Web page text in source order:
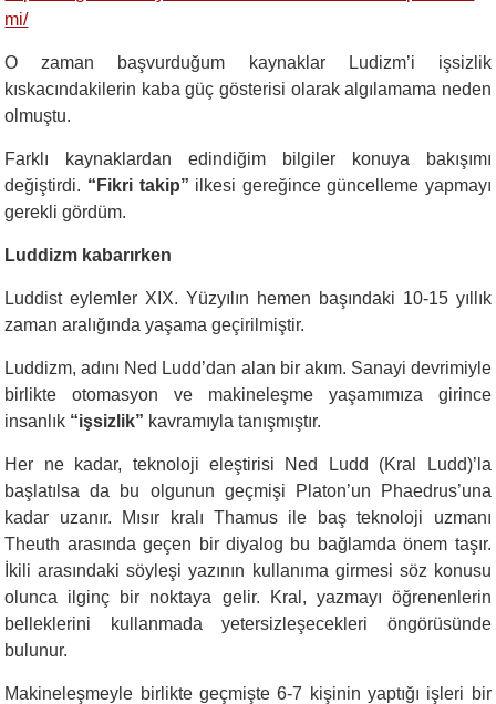
mi/
O zaman başvurduğum kaynaklar Ludizm’i işsizlik
kıskacındakilerin kaba güç gösterisi olarak algılamama neden
olmuştu.
Farklı kaynaklardan edindiğim bilgiler konuya bakışımı
değiştirdi. “Fikri takip” ilkesi gereğince güncelleme yapmayı
gerekli gördüm.
Luddizm kabarırken
Luddist eylemler XIX. Yüzyılın hemen başındaki 10-15 yıllık
zaman aralığında yaşama geçirilmiştir.
Luddizm, adını Ned Ludd’dan alan bir akım. Sanayi devrimiyle
birlikte otomasyon ve makineleşme yaşamımıza girince
insanlık “işsizlik” kavramıyla tanışmıştır.
Her ne kadar, teknoloji eleştirisi Ned Ludd (Kral Ludd)’la
başlatılsa da bu olgunun geçmişi Platon’un Phaedrus’una
kadar uzanır. Mısır kralı Thamus ile baş teknoloji uzmanı
Theuth arasında geçen bir diyalog bu bağlamda önem taşır.
İkili arasındaki söyleşi yazının kullanıma girmesi söz konusu
olunca ilginç bir noktaya gelir. Kral, yazmayı öğrenenlerin
belleklerini kullanmada yetersizleşecekleri öngörüsünde
bulunur.
Makineleşmeyle birlikte geçmişte 6-7 kişinin yaptığı işleri bir